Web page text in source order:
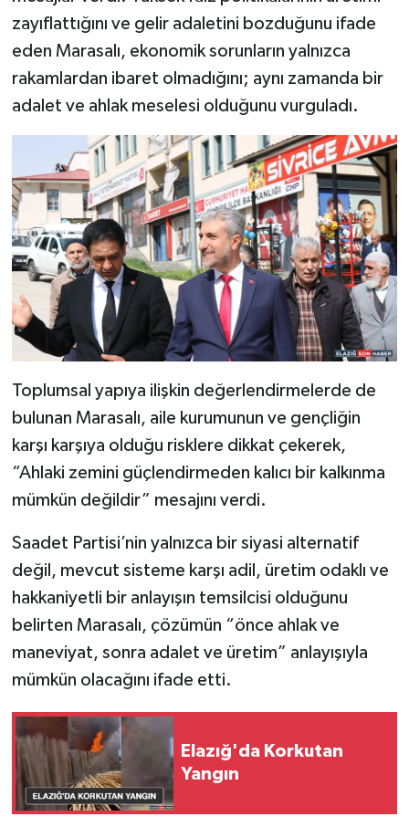
zayıflattığını ve gelir adaletini bozduğunu ifade
eden Marasalı, ekonomik sorunların yalnızca
rakamlardan ibaret olmadığını; aynı zamanda bir
adalet ve ahlak meselesi olduğunu vurguladı.
Toplumsal yapıya ilişkin değerlendirmelerde de
bulunan Marasalı, aile kurumunun ve gençliğin
karşı karşıya olduğu risklere dikkat çekerek,
“Ahlaki zemini güçlendirmeden kalıcı bir kalkınma
mümkün değildir” mesajını verdi.
Saadet Partisi’nin yalnızca bir siyasi alternatif
değil, mevcut sisteme karşı adil, üretim odaklı ve
hakkaniyetli bir anlayışın temsilcisi olduğunu
belirten Marasalı, çözümün “önce ahlak ve
maneviyat, sonra adalet ve üretim” anlayışıyla
mümkün olacağını ifade etti.
Elazığ'da Korkutan
Yangın